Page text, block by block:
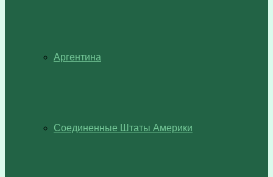
Аргентина
Соединенные Штаты Америки